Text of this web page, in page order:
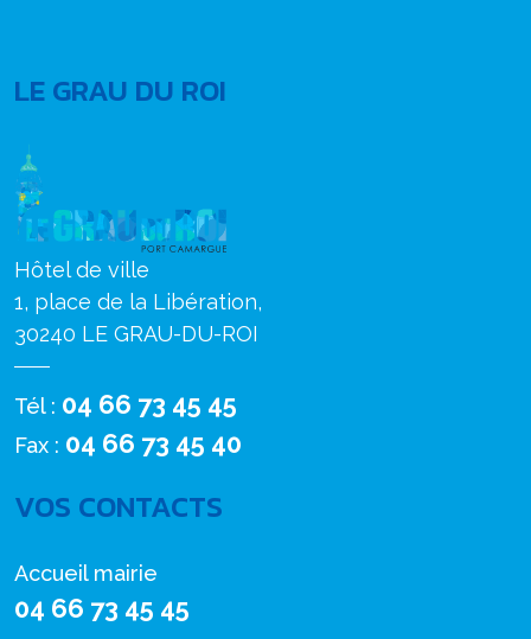
LE GRAU DU ROI
Hôtel de ville
1, place de la Libération,
30240 LE GRAU-DU-ROI
Tél : 04 66 73 45 45
Fax : 04 66 73 45 40
VOS CONTACTS
Accueil mairie
04 66 73 45 45